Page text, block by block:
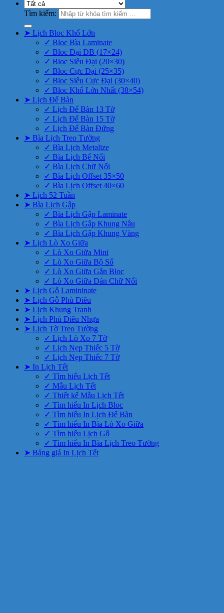
Tìm kiếm:
➤ Lịch Bloc Khổ Lớn
✓ Bloc Bìa Laminate
✓ Bloc Đại ĐB (17×24)
✓ Bloc Siêu Đại (20×30)
✓ Bloc Cực Đại (25×35)
✓ Bloc Siêu Cực Đại (30×40)
✓ Bloc Khổ Lớn Nhất (38×54)
➤ Lịch Để Bàn
✓ Lịch Để Bàn 13 Tờ
✓ Lịch Để Bàn 15 Tờ
✓ Lịch Để Bàn Đứng
➤ Bìa Lịch Treo Tường
✓ Bìa Lịch Metalize
✓ Bìa Lịch Bế Nổi
✓ Bìa Lịch Chữ Nổi
✓ Bìa Lịch Offset 35×50
✓ Bìa Lịch Offset 40×60
➤ Lịch 52 Tuần
➤ Bìa Lịch Gập
✓ Bìa Lịch Gập Laminate
✓ Bìa Lịch Gập Khung Nâu
✓ Bìa Lịch Gập Khung Vàng
➤ Lịch Lò Xo Giữa
✓ Lò Xo Giữa Mini
✓ Lò Xo Giữa Bộ Số
✓ Lò Xo Giữa Gắn Bloc
✓ Lò Xo Giữa Dán Chữ Nổi
➤ Lịch Gỗ Lamininate
➤ Lịch Gỗ Phù Điêu
➤ Lịch Khung Tranh
➤ Lịch Phù Điêu Nhựa
➤ Lịch Tờ Treo Tường
✓ Lịch Lò Xo 7 Tờ
✓ Lịch Nẹp Thiếc 5 Tờ
✓ Lịch Nẹp Thiếc 7 Tờ
➤ In Lịch Tết
✓ Tìm hiểu Lịch Tết
✓ Mẫu Lịch Tết
✓ Thiết kế Mẫu Lịch Tết
✓ Tìm hiểu In Lịch Bloc
✓ Tìm hiểu In Lịch Để Bàn
✓ Tìm hiểu In Bìa Lò Xo Giữa
✓ Tìm hiểu Lịch Gỗ
✓ Tìm hiểu In Bìa Lịch Treo Tường
➤ Bảng giá In Lịch Tết